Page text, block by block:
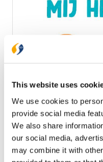
This website uses
We use cookies to
provide social media
We also share
our social media,
may combine it with
God is om mij heen
Geloven en het
kinderen is dat vaak
maakt daar gebruik
kinderen brengt het